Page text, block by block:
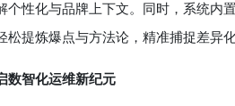
个性化与品牌上下文。同时，系统
松提炼爆点与方法论，精准捕捉差异
数智化运维新纪元